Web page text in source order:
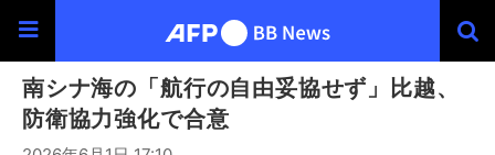
南シナ海の「航行の自由妥協せず」比越、
防衛協力強化で合意